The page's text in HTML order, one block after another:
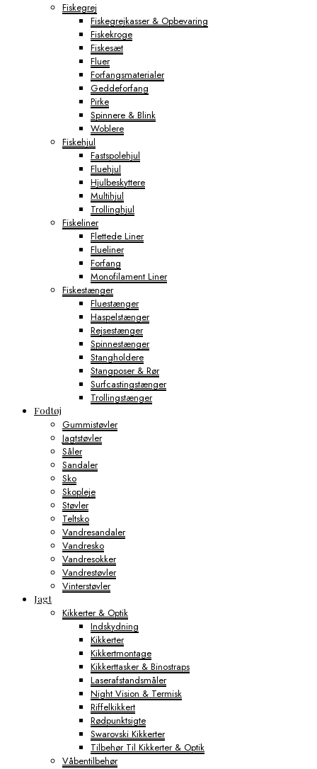
Fiskegrej
Fiskegrejkasser & Opbevaring
Fiskekroge
Fiskesæt
Fluer
Forfangsmaterialer
Geddeforfang
Pirke
Spinnere & Blink
Woblere
Fiskehjul
Fastspolehjul
Fluehjul
Hjulbeskyttere
Multihjul
Trollinghjul
Fiskeliner
Flettede Liner
Flueliner
Forfang
Monofilament Liner
Fiskestænger
Fluestænger
Haspelstænger
Rejsestænger
Spinnestænger
Stangholdere
Stangposer & Rør
Surfcastingstænger
Trollingstænger
Fodtøj
Gummistøvler
Jagtstøvler
Såler
Sandaler
Sko
Skopleje
Støvler
Teltsko
Vandresandaler
Vandresko
Vandresokker
Vandrestøvler
Vinterstøvler
Jagt
Kikkerter & Optik
Indskydning
Kikkerter
Kikkertmontage
Kikkerttasker & Binostraps
Laserafstandsmåler
Night Vision & Termisk
Riffelkikkert
Rødpunktsigte
Swarovski Kikkerter
Tilbehør Til Kikkerter & Optik
Våbentilbehør